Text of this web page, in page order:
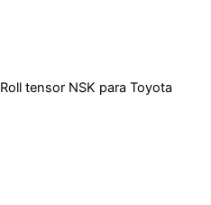
Roll tensor NSK para Toyota